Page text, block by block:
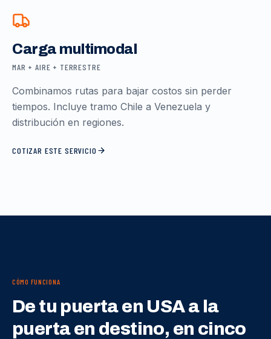
Carga multimodal
MAR + AIRE + TERRESTRE
Combinamos rutas para bajar costos sin perder
tiempos. Incluye tramo Chile a Venezuela y
distribución en regiones.
COTIZAR ESTE SERVICIO
CÓMO FUNCIONA
De tu puerta en USA a la
puerta en destino, en cinco